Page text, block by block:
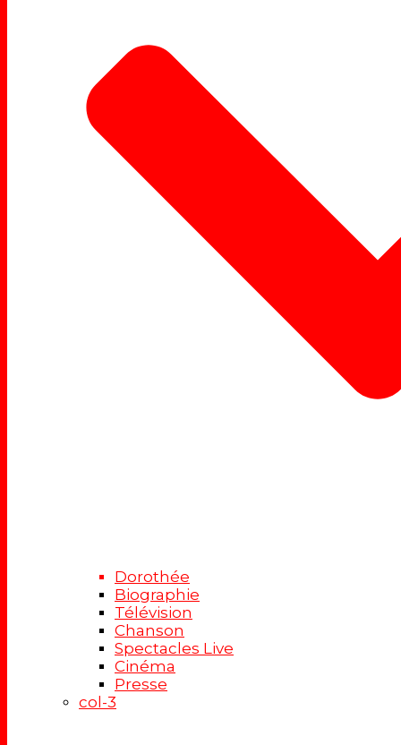
Dorothée
Biographie
Télévision
Chanson
Spectacles Live
Cinéma
Presse
col-3